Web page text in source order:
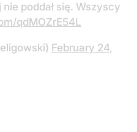
poddał się. Wszyscy
qdMOZrE54L
February 24,